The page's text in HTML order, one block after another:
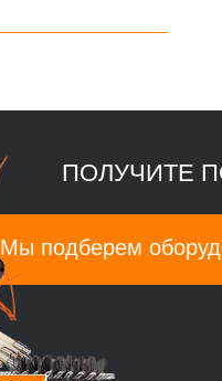
ПОЛУЧИТЕ
Мы подберем